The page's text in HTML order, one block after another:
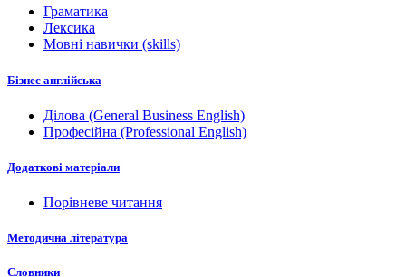
Граматика
Лексика
Мовні навички (skills)
Бізнес англійська
Ділова (General Business English)
Професійна (Professional English)
Додаткові матеріали
Порівневе читання
Методична література
Словники